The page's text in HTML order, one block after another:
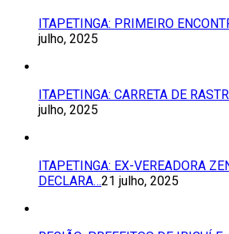
ITAPETINGA: PRIMEIRO
julho, 2025
ITAPETINGA: CARRETA DE
julho, 2025
ITAPETINGA: EX-VEREADORA
DECLARA…21 julho, 2025